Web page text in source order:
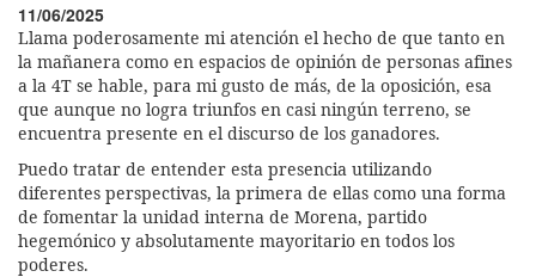
11/06/2025
Llama poderosamente mi atención el hecho de que tanto en
la mañanera como en espacios de opinión de personas afines
a la 4T se hable, para mi gusto de más, de la oposición, esa
que aunque no logra triunfos en casi ningún terreno, se
encuentra presente en el discurso de los ganadores.
Puedo tratar de entender esta presencia utilizando
diferentes perspectivas, la primera de ellas como una forma
de fomentar la unidad interna de Morena, partido
hegemónico y absolutamente mayoritario en todos los
poderes.